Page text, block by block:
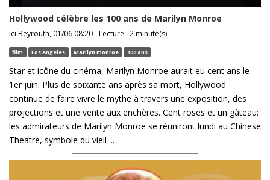
Hollywood célèbre les 100 ans de Marilyn Monroe
Ici Beyrouth, 01/06 08:20 - Lecture : 2 minute(s)
film Los Angeles Marilyn monroe 100 ans
Star et icône du cinéma, Marilyn Monroe aurait eu cent ans le
1er juin. Plus de soixante ans après sa mort, Hollywood
continue de faire vivre le mythe à travers une exposition, des
projections et une vente aux enchères. Cent roses et un gâteau:
les admirateurs de Marilyn Monroe se réuniront lundi au Chinese
Theatre, symbole du vieil ...